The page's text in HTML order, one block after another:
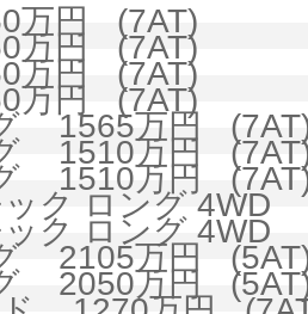
万円 (7AT)
万円 (7AT)
万円 (7AT)
万円 (7AT)
1565万円
1510万円
1510万円
ック ロング
ック ロング
2105万円
2050万円